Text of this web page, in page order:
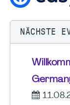
NÄCHSTE